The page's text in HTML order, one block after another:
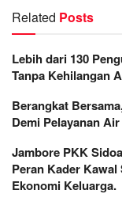
Related Posts
Lebih dari 130
Tanpa Kehilangan
Berangkat
Demi Pelayanan
Jambore PKK
Peran Kader
Ekonomi Keluarga.